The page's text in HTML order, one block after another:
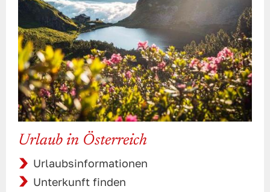
Urlaub in Österreich
Urlaubsinformationen
Unterkunft finden